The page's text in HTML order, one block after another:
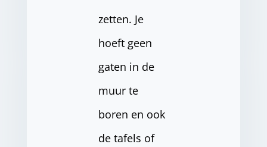
zetten. Je
hoeft geen
gaten in de
muur te
boren en ook
de tafels of